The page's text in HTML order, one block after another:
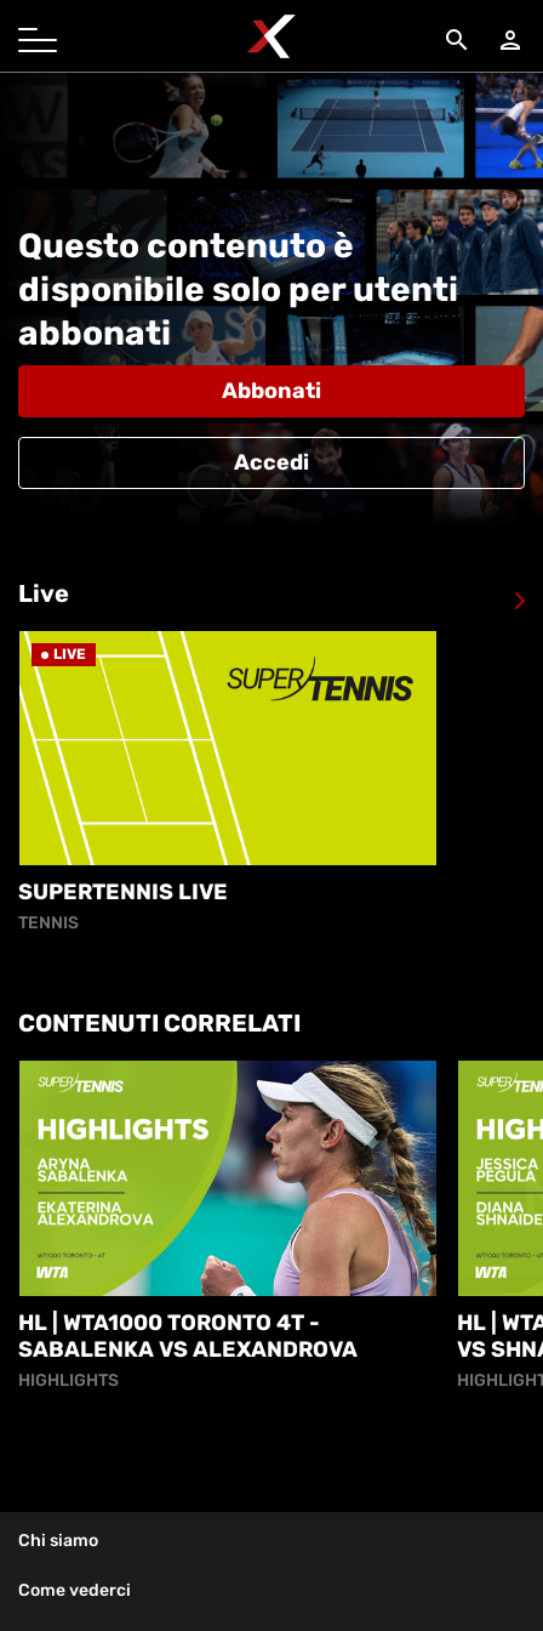
search person
Questo contenuto è
disponibile solo per utenti
abbonati
Abbonati
Accedi
Live
LIVE
SUPERTENNIS LIVE
TENNIS
CONTENUTI CORRELATI
HL | WTA1000 TORONTO 4T -
SABALENKA VS ALEXANDROVA
HIGHLIGHTS
HL |
VS
Chi siamo
Come vederci